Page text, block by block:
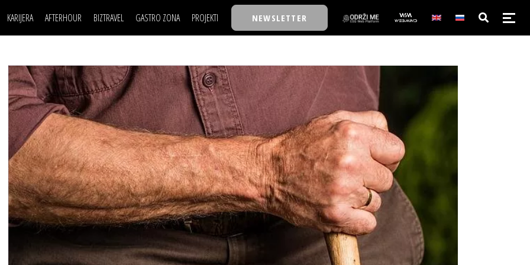
KARIJERA
LJUDI (HR)
MOJ UGAO
USAVRŠAVANJE
KNOW-HOW
AFTERHOUR
KNJIGE
AUTO SVET
STIL
WELLBEING
BIZTRAVEL GASTRO ZONA PROJEKTI
TASTY TALKS
30 ISPOD 30
BACK TO OFFICE/SCHOOL
BIZBENDOVI
BIZKOLEGIJUM
BMW BIZNIS LIGA
BIZLIFE WEEK
IZJAVA GODINE
NEWSLETTER
POSAO
MOJ UGAO
USAVRŠAVANJE
KNOW-HOW
FILM I SCENA
AUTO SVET
STIL
WELLBEING
NAJKOLEGA
30 ISPOD 30
BACK TO OFFICE/SCHOOL
BIZBENDOVI
BIZKOLEGIJUM
BMW BIZNIS LIGA
BIZLIFE WEEK
IZJAVA GODINE